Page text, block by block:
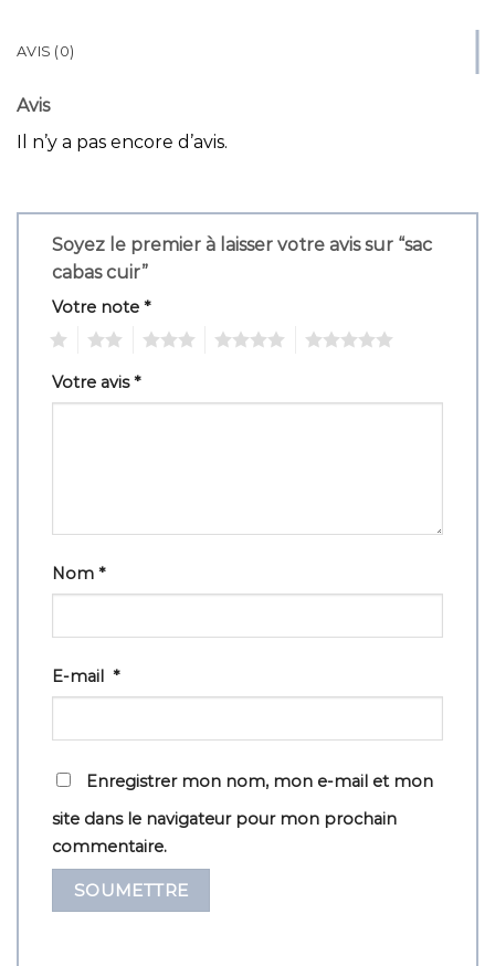
AVIS (0)
Avis
Il n’y a pas encore d’avis.
Soyez le premier à laisser votre avis sur “sac
cabas cuir”
Votre note *
Votre avis*
Nom *
E-mail *
Enregistrer mon nom, mon e-mail et mon
site dans le navigateur pour mon prochain
commentaire.